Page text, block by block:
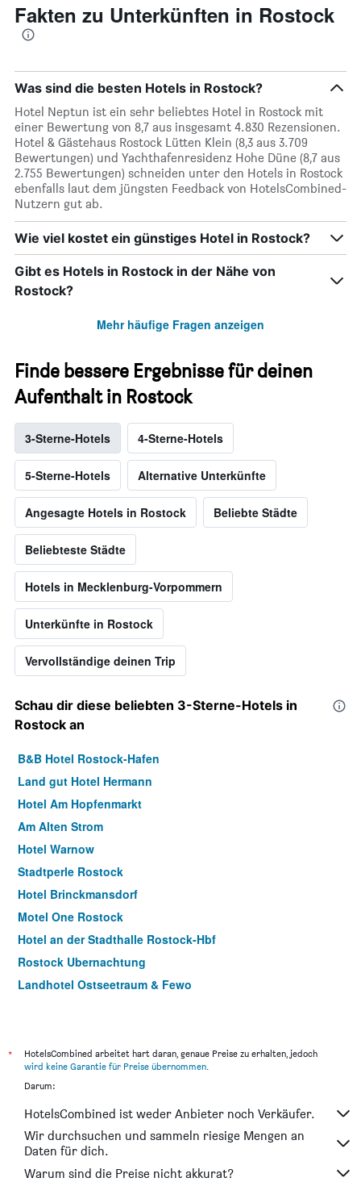
Fakten zu Unterkünften in Rostock
Was sind die besten Hotels in Rostock?
Hotel Neptun ist ein sehr beliebtes Hotel in Rostock mit
einer Bewertung von 8,7 aus insgesamt 4.830 Rezensionen.
Hotel & Gästehaus Rostock Lütten Klein (8,3 aus 3.709
Bewertungen) und Yachthafenresidenz Hohe Düne (8,7 aus
2.755 Bewertungen) schneiden unter den Hotels in Rostock
ebenfalls laut dem jüngsten Feedback von HotelsCombined-
Nutzern gut ab.
Wie viel kostet ein günstiges Hotel in Rostock?
Gibt es Hotels in Rostock in der Nähe von
Rostock?
Mehr häufige Fragen anzeigen
Finde bessere Ergebnisse für deinen
Aufenthalt in Rostock
3-Sterne-Hotels 4-Sterne-Hotels
5-Sterne-Hotels Alternative Unterkünfte
Angesagte Hotels in Rostock Beliebte Städte
Beliebteste Städte
Hotels in Mecklenburg-Vorpommern
Unterkünfte in Rostock
Vervollständige deinen Trip
Schau dir diese beliebten 3-Sterne-Hotels in
Rostock an
B&B Hotel Rostock-Hafen
Land gut Hotel Hermann
Hotel Am Hopfenmarkt
Am Alten Strom
Hotel Warnow
Stadtperle Rostock
Hotel Brinckmansdorf
Motel One Rostock
Hotel an der Stadthalle Rostock-Hbf
Rostock Ubernachtung
Landhotel Ostseetraum & Fewo
Pension Elmenhorst
Appartement-Hotel Rostock
Altes Hafenhaus
Atrium Hotel Krüger
Hotel Landhaus Dierkow
*
HotelsCombined arbeitet hart daran, genaue Preise zu erhalten, jedoch
wird keine Garantie für Preise übernommen.
Darum:
HotelsCombined ist weder Anbieter noch Verkäufer.
Wir durchsuchen und sammeln riesige Mengen an
Daten für dich.
Warum sind die Preise nicht akkurat?